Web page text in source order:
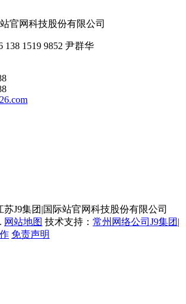
138 1519 9852 尹群华
苏J9集团|国际站官网科技股份有限公司
网站地图 技术支持： 常州网络公司J9集团|
免责声明